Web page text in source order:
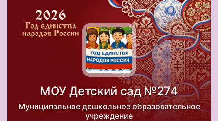
МОУ Детский сад №274
Муниципальное дошкольное образовательное
учреждение